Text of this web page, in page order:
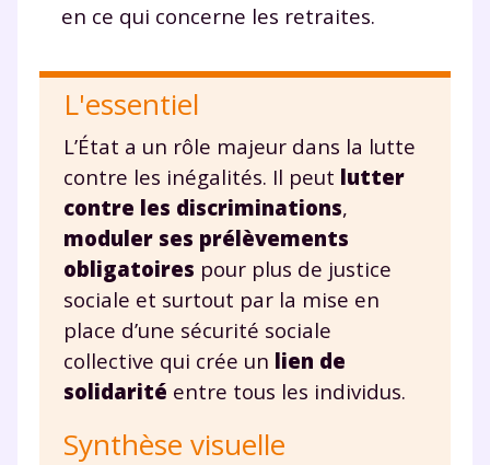
en ce qui concerne les retraites.
L'essentiel
L’État a un rôle majeur dans la lutte
contre les inégalités. Il peut lutter
contre les discriminations,
moduler ses prélèvements
obligatoires pour plus de justice
sociale et surtout par la mise en
place d’une sécurité sociale
collective qui crée un lien de
solidarité entre tous les individus.
Synthèse visuelle